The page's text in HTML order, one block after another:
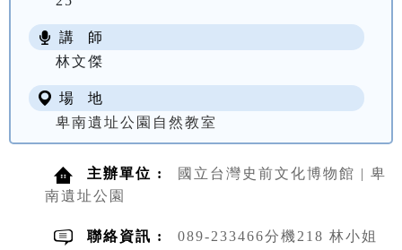
講 師
林文傑
場 地
卑南遺址公園自然教室
主辦單位 :
國立台灣史前文化博物館 | 卑
南遺址公園
聯絡資訊 : 089-233466分機218 林小姐